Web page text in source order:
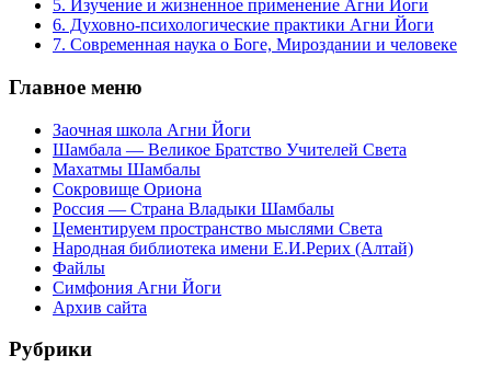
5. Изучение и жизненное применение Агни Йоги
6. Духовно-психологические практики Агни Йоги
7. Современная наука о Боге, Мироздании и человеке
Главное меню
Заочная школа Агни Йоги
Шамбала — Великое Братство Учителей Света
Махатмы Шамбалы
Сокровище Ориона
Россия — Страна Владыки Шамбалы
Цементируем пространство мыслями Света
Народная библиотека имени Е.И.Рерих (Алтай)
Файлы
Симфония Агни Йоги
Архив сайта
Рубрики